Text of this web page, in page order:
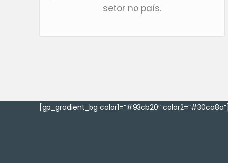
setor no país.
[gp_gradient_bg color1=”#93cb20″ color2=”#30ca8a”]